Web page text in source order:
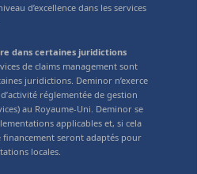
d’excellence dans les services
dans certaines juridictions
de claims management sont
juridictions. Deminor n’exerce
réglementée de gestion
au Royaume-Uni. Deminor se
applicables et, si cela
financement seront adaptés pour
locales.